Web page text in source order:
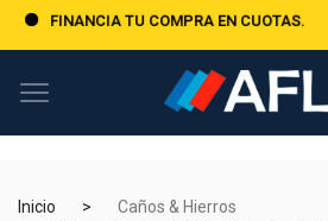
FINANCIA TU COMPRA EN CUOTAS.
Inicio
Caños & Hierros